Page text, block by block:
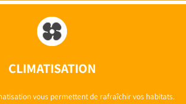
CLIMATISATION
vous permettent de rafraîchir vos habitats.